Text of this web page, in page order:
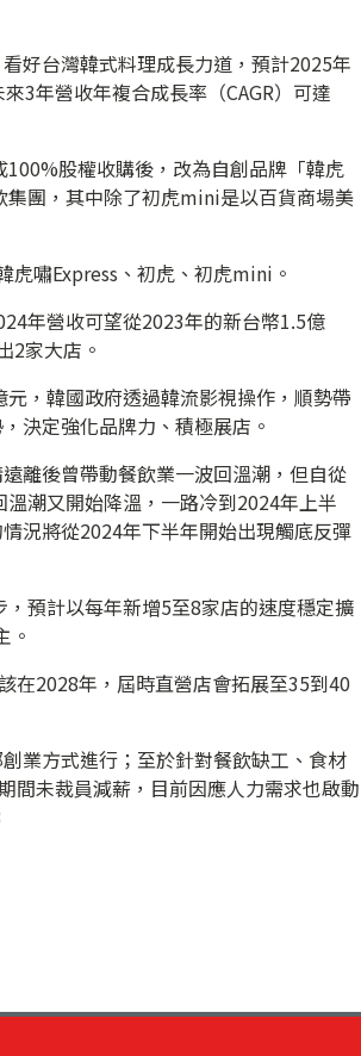
好台灣韓式料理成長力道，預計2025年
3年營收年複合成長率（CAGR）可達
100%股權收購後，改為自創品牌「韓虎
團，其中除了初虎mini是以百貨商場美
虎嘯Express、初虎、初虎mini。
年營收可望從2023年的新台幣1.5億
2家大店。
，韓國政府透過韓流影視操作，順勢帶
決定強化品牌力、積極展店。
離後曾帶動餐飲業一波回溫潮，但自從
潮又開始降溫，一路冷到2024年上半
況將從2024年下半年開始出現觸底反彈
預計以每年新增5至8家店的速度穩定擴
。
在2028年，屆時直營店會拓展至35到40
業方式進行；至於針對餐飲缺工、食材
間未裁員減薪，目前因應人力需求也啟動